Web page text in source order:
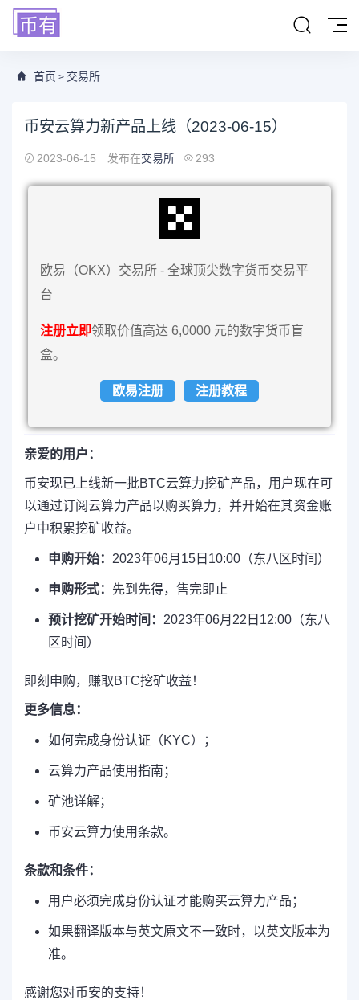
首页 > 交易所
币安云算力新产品上线（2023-06-15）
2023-06-15 发布在交易所 293
欧易（OKX）交易所 - 全球顶尖数字货币交易平
台
注册立即领取价值高达 6,0000 元的数字货币盲
盒。
欧易注册 注册教程
亲爱的用户：
币安现已上线新一批BTC云算力挖矿产品，用户现在可
以通过订阅云算力产品以购买算力，并开始在其资金账
户中积累挖矿收益。
申购开始： 2023年06月15日10:00（东八区时间）
申购形式： 先到先得，售完即止
预计挖矿开始时间： 2023年06月22日12:00（东八
区时间）
即刻申购，赚取BTC挖矿收益！
更多信息：
如何完成身份认证（KYC）；
云算力产品使用指南；
矿池详解；
币安云算力使用条款。
条款和条件：
用户必须完成身份认证才能购买云算力产品；
如果翻译版本与英文原文不一致时，以英文版本为
准。
感谢您对币安的支持！